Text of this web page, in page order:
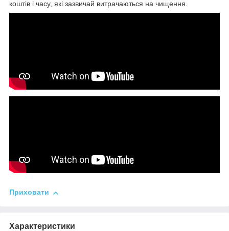
коштів і часу, які зазвичай витрачаються на чищення.
Приховати
Характеристики